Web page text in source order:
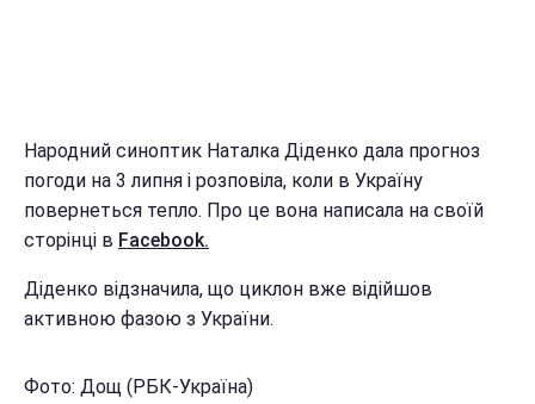
Народний синоптик Наталка Діденко дала прогноз
погоди на 3 липня і розповіла, коли в Україну
повернеться тепло. Про це вона написала на своїй
сторінці в Facebook.
Діденко відзначила, що циклон вже відійшов
активною фазою з України.
Фото: Дощ (РБК-Україна)